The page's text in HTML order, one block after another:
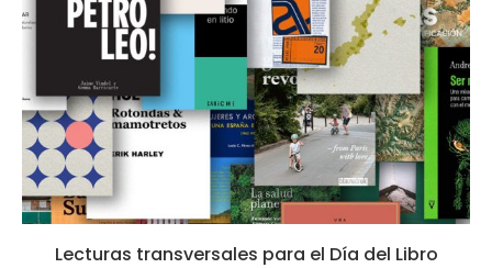
Lecturas transversales para el Día del Libro